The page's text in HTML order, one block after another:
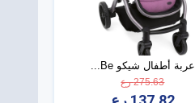
عربة أطفال شيكو Be...
275.63 رع